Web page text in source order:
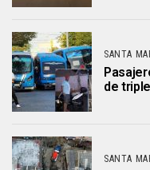
SANTA
de
SANTA